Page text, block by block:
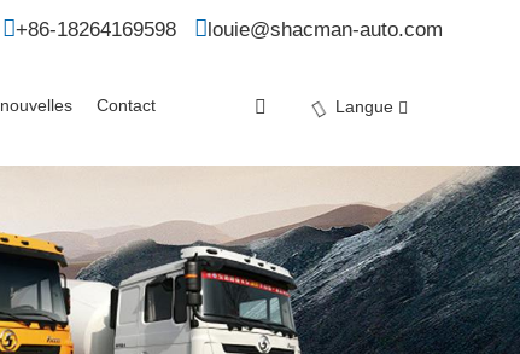
+86-18264169598 louie@shacman-auto.com
nouvelles Contact Langue